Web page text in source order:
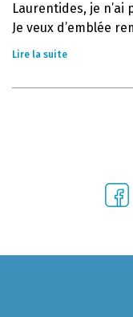
Laurentides, je n’ai
Je veux d’emblée
Lire la suite